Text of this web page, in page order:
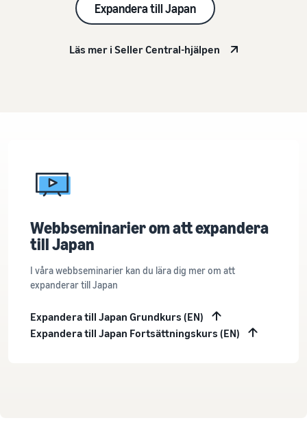
Expandera till Japan
Läs mer i Seller Central-hjälpen
Webbseminarier om att expandera
till Japan
I våra webbseminarier kan du lära dig mer om att
expanderar till Japan
Expandera till Japan Grundkurs (EN)
Expandera till Japan Fortsättningskurs (EN)